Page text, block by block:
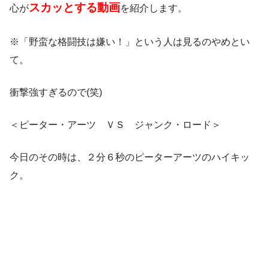
心がスカッとする動画を紹介します。
※「野蛮な格闘技は嫌い！」という人は見るのやめとい
て。
衝撃強すぎるので(笑)
＜ピーター・アーツ ＶＳ ジャンク・ロード＞
今日のその時は、２分６秒のピーターアーツのハイキッ
ク。